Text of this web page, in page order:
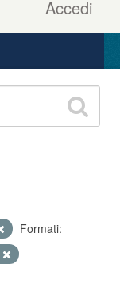
Accedi
Formati: